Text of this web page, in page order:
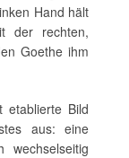
Hand hält
der rechten,
Goethe ihm
etablierte Bild
aus: eine
wechselseitig